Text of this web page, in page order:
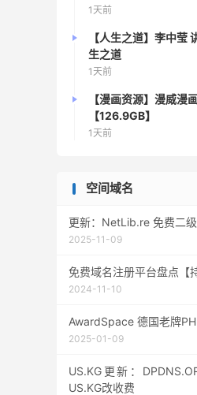
1天前
【人生之道】李中莹
生之道
1天前
【漫画资源】漫威漫
【126.9GB】
1天前
空间域名
更新：NetLib.re 免费二
2025-11-09
免费域名注册平台盘点【
2024-11-10
AwardSpace 德国老牌
2025-01-09
US.KG更新：
US.KG改收费